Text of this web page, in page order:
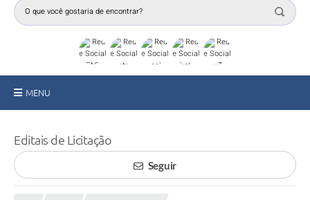
MENU
Secretarias
Licitação e Compras
Editais de Licitação
Seguir